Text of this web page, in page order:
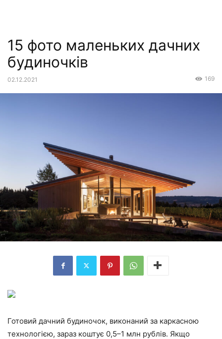
15 фото маленьких дачних
будиночків
02.12.2021 169
Готовий дачний будиночок, виконаний за каркасною
технологією, зараз коштує 0,5–1 млн рублів. Якщо